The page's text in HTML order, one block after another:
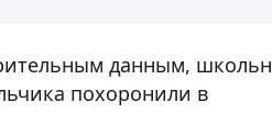
данным,
похоронили в